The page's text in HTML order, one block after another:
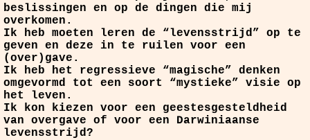
beslissingen en op de dingen die mij
overkomen.
Ik heb moeten leren de “levensstrijd” op te
geven en deze in te ruilen voor een
(over)gave.
Ik heb het regressieve “magische” denken
omgevormd tot een soort “mystieke” visie op
het leven.
Ik kon kiezen voor een geestesgesteldheid
van overgave of voor een Darwiniaanse
levensstrijd?